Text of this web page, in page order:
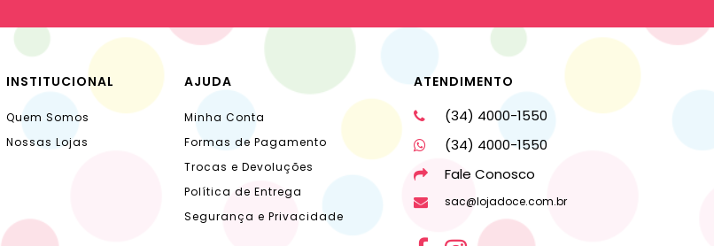
INSTITUCIONAL
Quem Somos
Nossas Lojas
AJUDA
Minha Conta
Formas de Pagamento
Trocas e Devoluções
Política de Entrega
Segurança e Privacidade
ATENDIMENTO
(34) 4000-1550
(34) 4000-1550
Fale Conosco
sac@lojadoce.com.br